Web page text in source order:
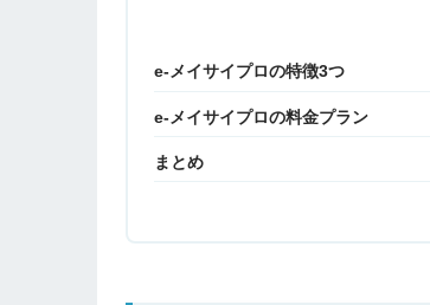
e-メイサイプロの特徴3つ
e-メイサイプロの料金プラン
まとめ